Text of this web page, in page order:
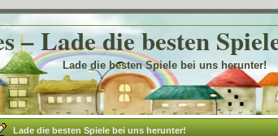
– Lade die besten
Lade die besten Spiele bei uns herunter!
Lade die besten Spiele bei uns herunter!